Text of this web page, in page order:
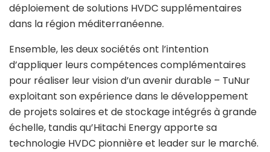
déploiement de solutions HVDC supplémentaires
dans la région méditerranéenne.
Ensemble, les deux sociétés ont l’intention
d’appliquer leurs compétences complémentaires
pour réaliser leur vision d’un avenir durable – TuNur
exploitant son expérience dans le développement
de projets solaires et de stockage intégrés à grande
échelle, tandis qu’Hitachi Energy apporte sa
technologie HVDC pionnière et leader sur le marché.